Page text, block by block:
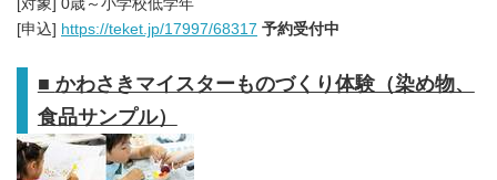
[対象] 0歳～小学校低学年
[申込] https://teket.jp/17997/68317 予約受付中
■ かわさきマイスターものづくり体験（染め物、
食品サンプル）